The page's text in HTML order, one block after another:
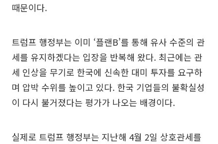
때문이다.
트럼프 행정부는 이미 ‘플랜B’를 통해 유사 수준의 관
세를 유지하겠다는 입장을 반복해 왔다. 최근에는 관
세 인상을 무기로 한국에 신속한 대미 투자를 요구하
며 압박 수위를 높이고 있다. 한국 기업들의 불확실성
이 다시 불거졌다는 평가가 나오는 배경이다.
실제로 트럼프 행정부는 지난해 4월 2일 상호관세를